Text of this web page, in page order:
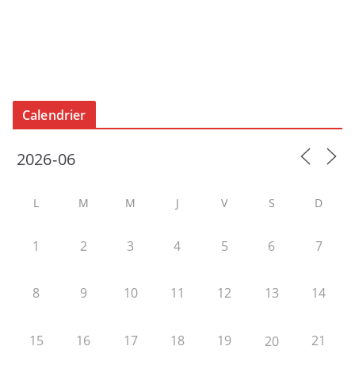
Calendrier
L M M J V S D
1 2 3 4 5 6 7
8 9 10 11 12 13 14
15 16 17 18 19 20 21